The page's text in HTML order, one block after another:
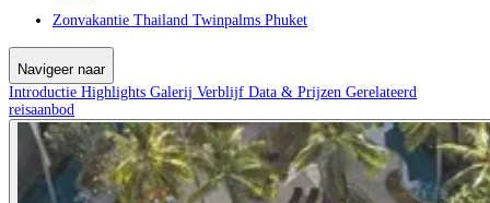
Zonvakantie Thailand Twinpalms Phuket
Navigeer naar
Introductie Highlights Galerij Verblijf Data & Prijzen Gerelateerd
reisaanbod